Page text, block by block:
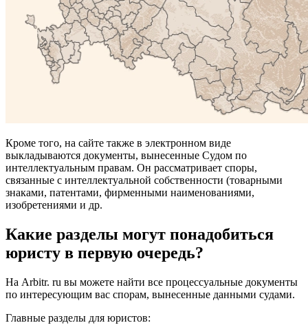
Кроме того, на сайте также в электронном виде
выкладываются документы, вынесенные Судом по
интеллектуальным правам. Он рассматривает споры,
связанные с интеллектуальной собственности (товарными
знаками, патентами, фирменными наименованиями,
изобретениями и др.
Какие разделы могут понадобиться
юристу в первую очередь?
На Arbitr. ru вы можете найти все процессуальные документы
по интересующим вас спорам, вынесенные данными судами.
Главные разделы для юристов: